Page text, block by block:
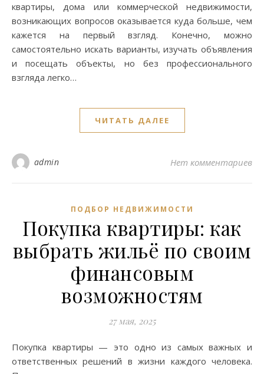
квартиры, дома или коммерческой недвижимости,
возникающих вопросов оказывается куда больше, чем
кажется на первый взгляд. Конечно, можно
самостоятельно искать варианты, изучать объявления
и посещать объекты, но без профессионального
взгляда легко…
ЧИТАТЬ ДАЛЕЕ
admin Нет комментариев
ПОДБОР НЕДВИЖИМОСТИ
Покупка квартиры: как
выбрать жильё по своим
финансовым
возможностям
27 мая, 2025
Покупка квартиры — это одно из самых важных и
ответственных решений в жизни каждого человека.